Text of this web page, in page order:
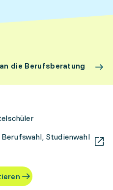
die Berufsberatung
Studienwahl